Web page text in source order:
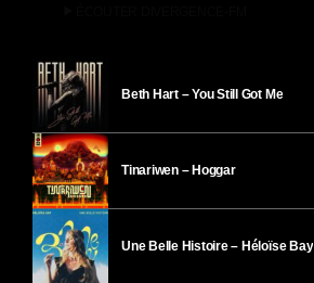
Beth Hart – You Still Got Me
Tinariwen – Hoggar
Une Belle Histoire – Héloïse Bay